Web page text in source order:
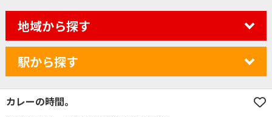
地域から探す
カレーのジャンルを絞り込む
駅から探す
カレーの時間。